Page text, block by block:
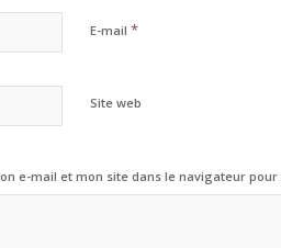
E-mail *
Site web
e-mail et mon site dans le navigateur